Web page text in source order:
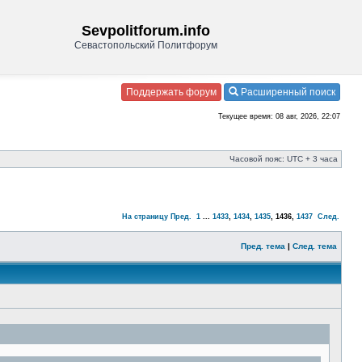
Sevpolitforum.info
Севастопольский Политфорум
Поддержать форум Расширенный поиск
Текущее время: 08 авг, 2026, 22:07
Часовой пояс: UTC + 3 часа
На страницу Пред. 1 ... 1433, 1434, 1435, 1436, 1437 След.
Пред. тема | След. тема